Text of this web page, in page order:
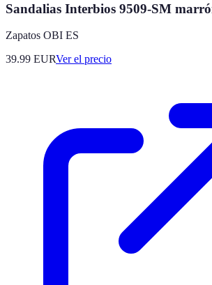
Sandalias Interbios 9509-SM
Zapatos OBI ES
39.99 EURVer el precio